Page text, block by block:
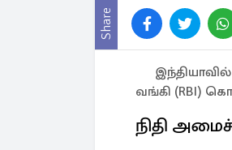
Share
வங்கி (RBI)
நிதி